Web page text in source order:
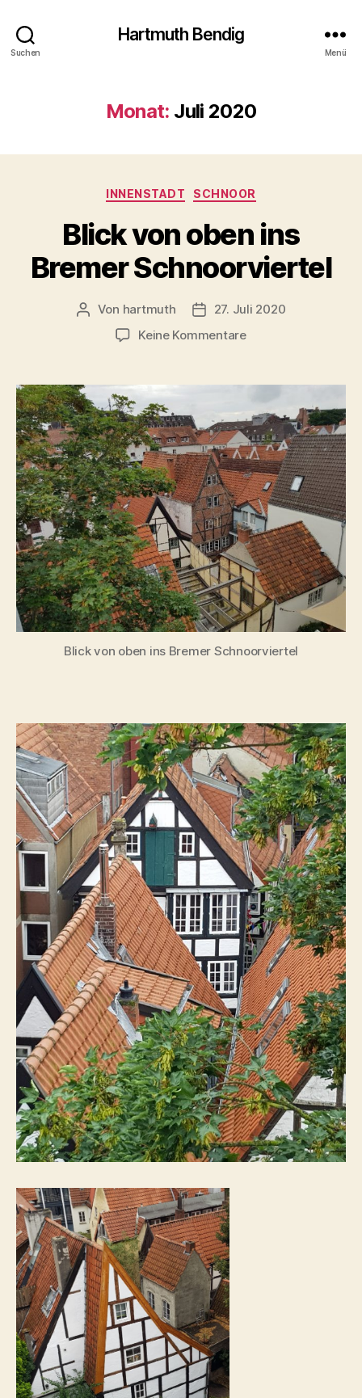
Suchen
Hartmuth Bendig
Menü
Monat: Juli 2020
Kategorien
INNENSTADT SCHNOOR
Blick von oben ins
Bremer Schnoorviertel
Beitragsautor
Von hartmuth Veröffentlichungsdatum
27. Juli 2020
Keine Kommentarezu
oben
ins
Bremer
Schnoorviertel
Blick von oben ins Bremer Schnoorviertel